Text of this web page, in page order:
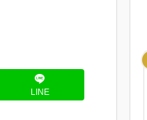
LINE